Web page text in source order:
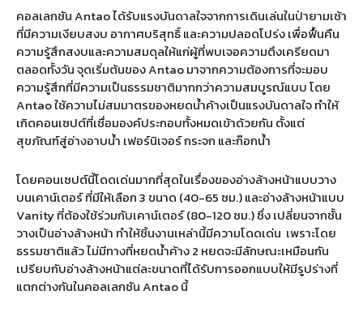
คอลเลกชัน Antao ได้รับแรงบันดาลใจจากการเดินเล่นในป่ายามเช้า
ที่มีความเงียบสงบ อากาศบริสุทธิ์ และความปลอดโปร่ง เพื่อฟื้นคืน
ความรู้สึกสงบและความสมดุลให้แก่ผู้ที่พบเจอความตึงเครียดมา
ตลอดทั้งวัน จุดเริ่มต้นของ Antao มาจากความต้องการที่จะมอบ
ความรู้สึกที่มีความเป็นธรรมชาติมากกว่าความสมบูรณ์แบบ โดย
Antao ใช้ความไม่สมมาตรของหยดน้ำค้างเป็นแรงบันดาลใจ ทำให้
เกิดคอนเซปต์ที่เชื่อมองค์ประกอบทั้งหมดเข้าด้วยกัน ตั้งแต่
สุขภัณฑ์สู่อ่างอาบน้ำ เฟอร์นิเจอร์ กระจก และก๊อกน้ำ
โดยคอนเซปต์นี้โดดเด่นมากที่สุดในเรื่องของอ่างล้างหน้าแบบวาง
บนเคาน์เตอร์ ที่มีให้เลือก 3 ขนาด (40-65 ซม.) และอ่างล้างหน้าแบบ
Vanity ที่ต้องใช้ร่วมกับเคาน์เตอร์ (80-120 ซม.) ซึ่ง เปลี่ยนจากชั้น
วางเป็นอ่างล้างหน้า ทำให้ชิ้นงานเหล่านี้มีความโดดเด่น เพราะโดย
ธรรมชาติแล้ว ไม่มีทางที่หยดน้ำค้าง 2 หยดจะมีลักษณะเหมือนกัน
เปรียบกับอ่างล้างหน้าแต่ละขนาดที่ได้รับการออกแบบให้มีรูปร่างที่
แตกต่างกันในคอลเลกชัน Antao นี้